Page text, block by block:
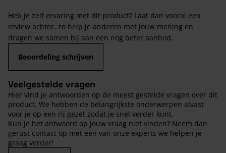
Heb je zelf ervaring met dit product? Laat dan vooral een
review achter, zo help je anderen met jouw mening en
dragen we samen bij aan een nog beter aanbod.
Beoordeling schrijven
Veelgestelde vragen
Hier vind je antwoorden op de meest gestelde vragen over dit
product. We hebben de belangrijkste onderwerpen alvast
voor je op een rij gezet zodat je snel verder kunt.
Kun je het antwoord op jouw vraag niet vinden? Neem dan
gerust contact op met een van onze experts we helpen je
graag verder!